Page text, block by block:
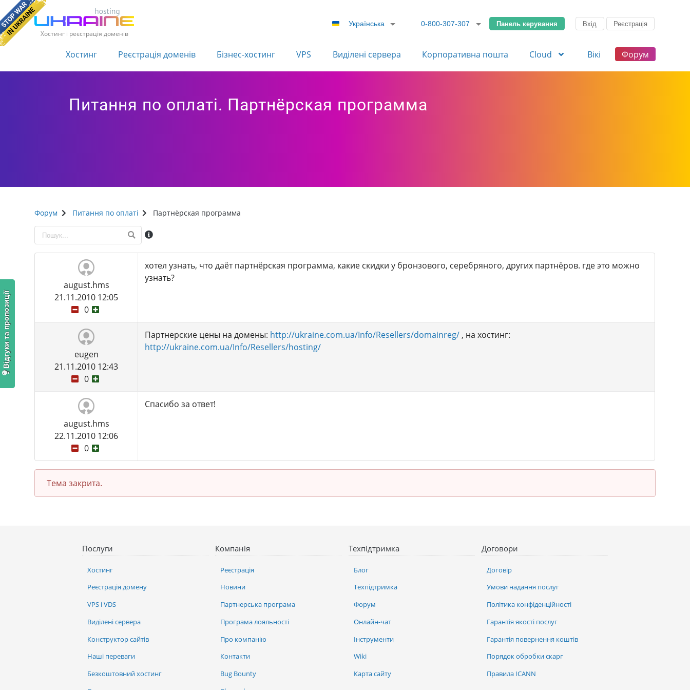
Хостинг і реєстрація доменів
Українська 0-800-307-307 Панель керування Вхід Реєстрація
Хостинг Реєстрація доменів Бізнес-хостинг VPS Виділені сервера Корпоративна пошта Cloud Вікі Форум
Питання по оплаті. Партнёрская программа
Форум Питання по оплаті Партнёрская программа
august.hms
21.11.2010 12:05
0
хотел узнать, что даёт партнёрская программа, какие скидки у бронзового, серебряного, других партнёров. где это можно
узнать?
eugen
21.11.2010 12:43
0
Партнерские цены на домены: http://ukraine.com.ua/Info/Resellers/domainreg/, на хостинг:
http://ukraine.com.ua/Info/Resellers/hosting/
august.hms
22.11.2010 12:06
0
Спасибо за ответ!
Тема закрита.
Послуги
Хостинг
Реєстрація домену
VPS і VDS
Виділені сервера
Конструктор сайтів
Наші переваги
Безкоштовний хостинг
Компанія
Реєстрація
Новини
Партнерська програма
Програма лояльності
Про компанію
Контакти
Bug Bounty
Техпідтримка
Блог
Техпідтримка
Форум
Онлайн-чат
Інструменти
Wiki
Карта сайту
Договори
Договір
Умови надання послуг
Політика конфіденційності
Гарантія якості послуг
Гарантія повернення коштів
Порядок обробки скарг
Правила ICANN
Відгуки та пропозиції